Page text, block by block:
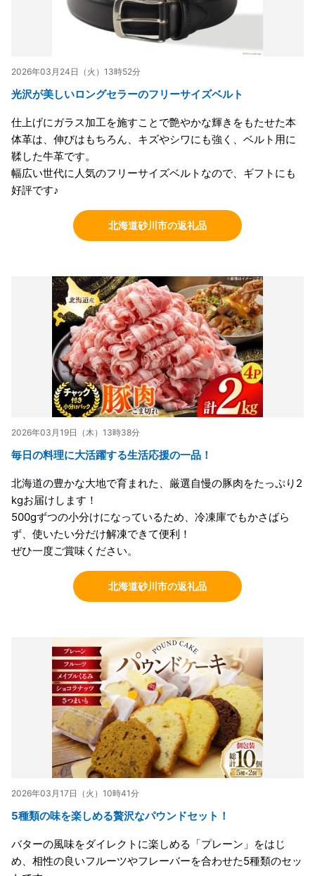
2026年03月24日（火）13時52分
光沢が美しいロングセラーのフリーサイズベルト
仕上げにガラス加工を施すことで艶やかな輝きをもたせた本
体革は、伸びはもちろん、キズやシワにも強く、ベルト用に
鞣した牛革です。
幅広い世代に人気のフリーサイズベルトなので、ギフトにも
好評です♪
北海道砂川市の返礼品
2026年03月19日（木）13時38分
毎日の料理に大活躍する生活応援の一品！
北海道の豊かな大地で育まれた、厳選自慢の豚肉をたっぷり2
kgお届けします！
500gずつの小分けになっているため、冷凍庫でもかさばら
ず、使いたい分だけ解凍できて便利！
ぜひ一度ご賞味ください。
北海道砂川市の返礼品
2026年03月17日（火）10時41分
5種類の味を楽しめる贅沢なパウンドセット！
バターの風味をダイレクトに楽しめる「プレーン」をはじ
め、相性の良いフルーツやフレーバーを合わせた5種類のセッ